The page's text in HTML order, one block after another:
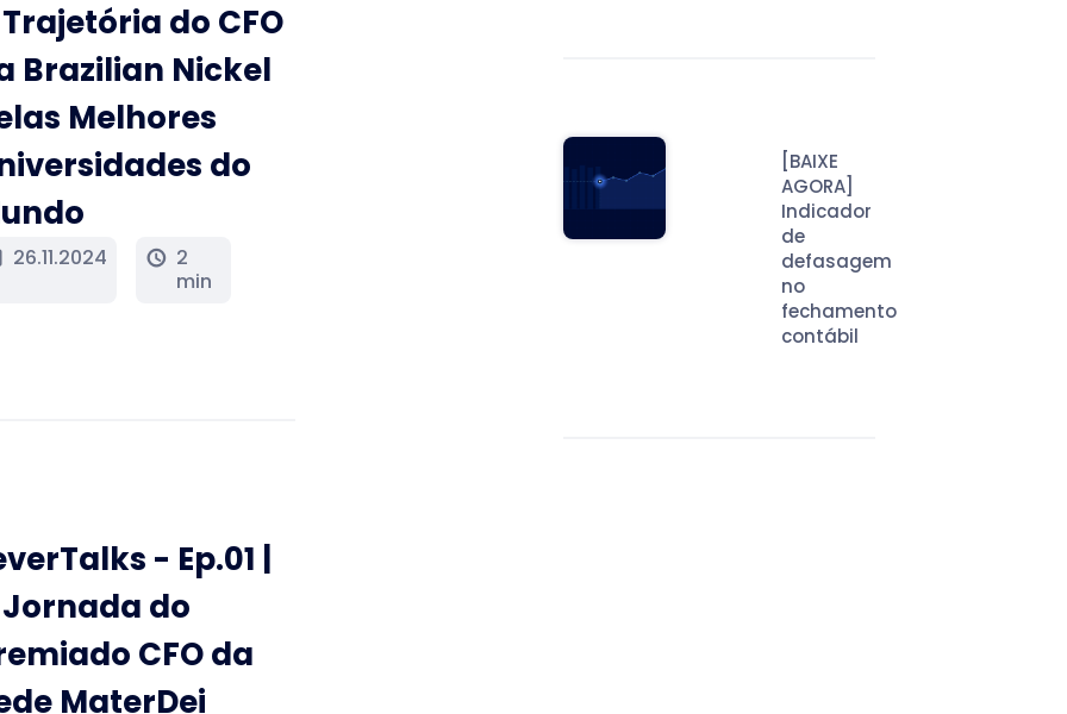
do CFO
Brazilian Nickel
Melhores
do
26.11.2024 schedule 2
min
- Ep.01 |
do
CFO da
MaterDei
[BAIXE
AGORA]
Indicador
de
defasagem
no
fechamento
contábil